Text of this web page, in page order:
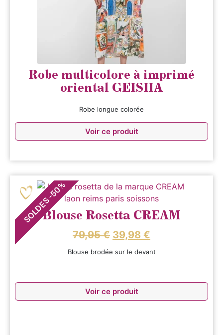
Robe multicolore à imprimé
oriental GEISHA
Robe longue colorée
Voir ce produit
SOLDES
-
50
%
Blouse Rosetta CREAM
79,95€ 39,98 €
Blouse brodée sur le devant
Voir ce produit